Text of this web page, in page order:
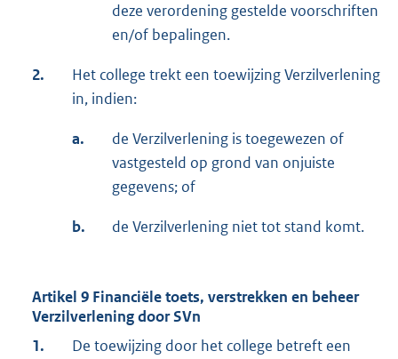
deze verordening gestelde voorschriften
en/of bepalingen.
2.
Het college trekt een toewijzing Verzilverlening
in, indien:
a.
de Verzilverlening is toegewezen of
vastgesteld op grond van onjuiste
gegevens; of
b. de Verzilverlening niet tot stand komt.
Artikel 9 Financiële toets, verstrekken en beheer
Verzilverlening door SVn
1.
De toewijzing door het college betreft een